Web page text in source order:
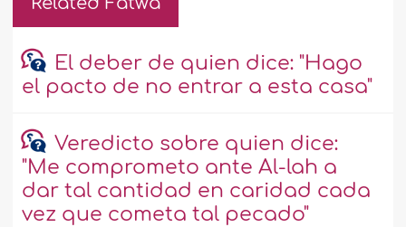
El deber de quien dice: "Hago
el pacto de no entrar a esta casa"
Veredicto sobre quien dice:
"Me comprometo ante Al-lah a
dar tal cantidad en caridad cada
vez que cometa tal pecado"